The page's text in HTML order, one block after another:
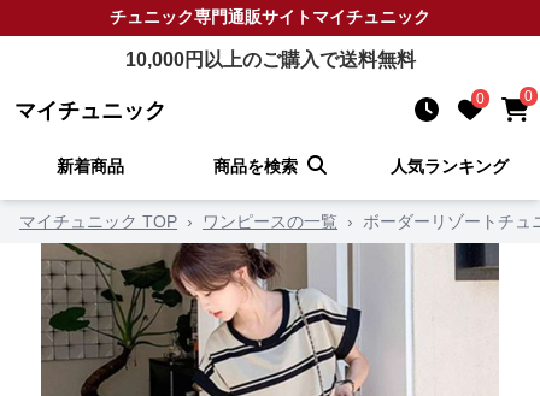
チュニック専門通販サイトマイチュニック
10,000円以上のご購入で送料無料
マイチュニック 0 0
新着商品 商品を検索 人気ランキング
マイチュニック TOP › ワンピースの一覧 › ボーダーリゾートチュ